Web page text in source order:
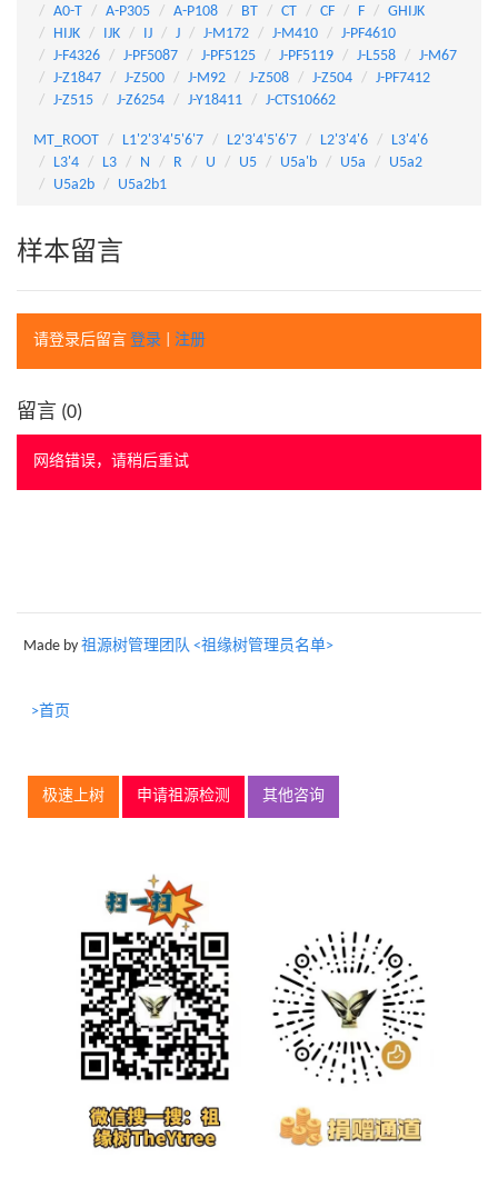
A0-T
A-P305 A-P108 BT CT CF F
GHIJK
HIJK
IJK IJ J J-M172 J-M410
J-PF4610
J-F4326
J-PF5087 J-PF5125 J-PF5119 J-L558
J-M67
J-Z1847
J-Z500 J-M92 J-Z508 J-Z504
J-PF7412
J-Z515
J-Z6254 J-Y18411 J-CTS10662
MT_ROOT L1'2'3'4'5'6'7 L2'3'4'5'6'7 L2'3'4'6
L3'4'6
L3'4
L3 N R U U5 U5a'b U5a
U5a2
U5a2b
U5a2b1
样本留言
请登录后留言 登录 注册
留言 (0)
网络错误，请稍后重试
Made by 祖源树管理团队 <祖缘树管理员名单>
>首页
极速上树 申请祖源检测 其他咨询